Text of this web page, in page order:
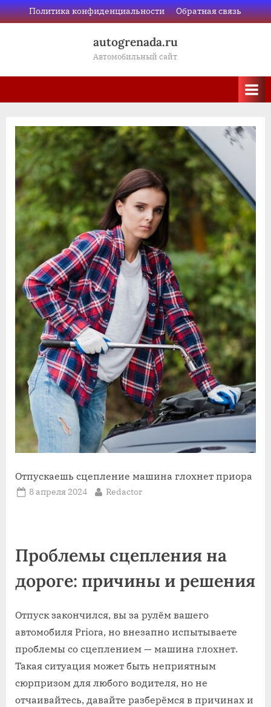
Skip
to
Политика конфиденциальности Обратная связь
autogrenada.ru
Автомобильный сайт
Отпускаешь сцепление машина глохнет приора
Posted
8 апреля 2024 By
Redactor
Проблемы сцепления на
дороге: причины и решения
Отпуск закончился, вы за рулём вашего
автомобиля Priora, но внезапно испытываете
проблемы со сцеплением — машина глохнет.
Такая ситуация может быть неприятным
сюрпризом для любого водителя, но не
отчаивайтесь, давайте разберёмся в причинах и